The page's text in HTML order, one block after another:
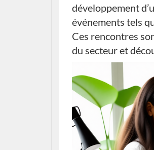
développement
événements tels
Ces rencontres
du secteur et